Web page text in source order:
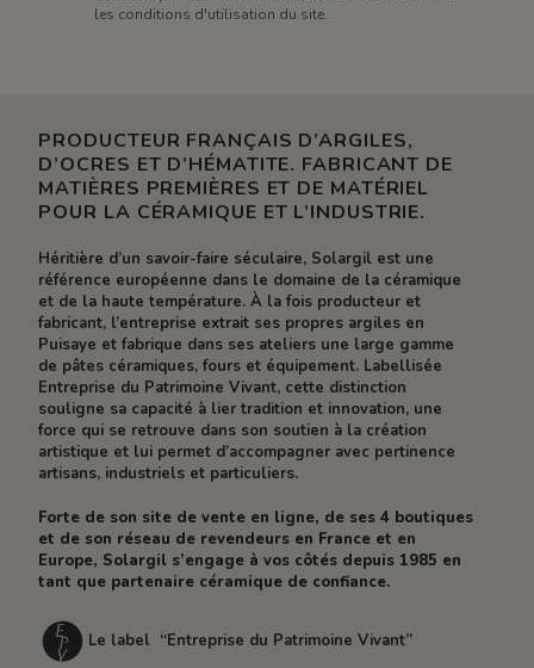
les conditions d'utilisation du site.
PRODUCTEUR FRANÇAIS D’ARGILES,
D’OCRES ET D’HÉMATITE. FABRICANT DE
MATIÈRES PREMIÈRES ET DE MATÉRIEL
POUR LA CÉRAMIQUE ET L’INDUSTRIE.
Héritière d’un savoir-faire séculaire, Solargil est une
référence européenne dans le domaine de la céramique
et de la haute température. À la fois producteur et
fabricant, l’entreprise extrait ses propres argiles en
Puisaye et fabrique dans ses ateliers une large gamme
de pâtes céramiques, fours et équipement. Labellisée
Entreprise du Patrimoine Vivant, cette distinction
souligne sa capacité à lier tradition et innovation, une
force qui se retrouve dans son soutien à la création
artistique et lui permet d’accompagner avec pertinence
artisans, industriels et particuliers.
Forte de son site de vente en ligne, de ses 4 boutiques
et de son réseau de revendeurs en France et en
Europe, Solargil s’engage à vos côtés depuis 1985 en
tant que partenaire céramique de confiance.
Le label “Entreprise du Patrimoine Vivant”